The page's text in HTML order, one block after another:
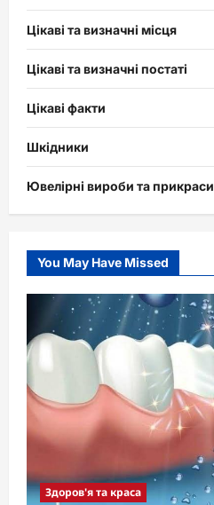
Цікаві та визначні місця
Цікаві та визначні постаті
Цікаві факти
Шкідники
Ювелірні вироби та прикраси
You May Have Missed
Здоров'я та краса